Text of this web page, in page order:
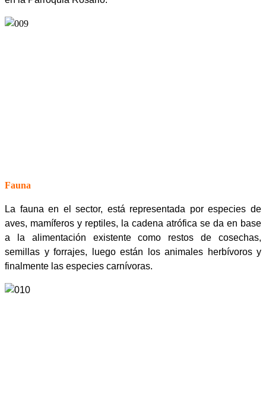
Fauna
La fauna en el sector, está representada por especies de
aves, mamíferos y reptiles, la cadena atrófica se da en base
a la alimentación existente como restos de cosechas,
semillas y forrajes, luego están los animales herbívoros y
finalmente las especies carnívoras.